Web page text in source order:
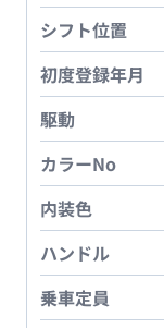
シフト位置
初度登録年月
駆動
カラーNo
内装色
ハンドル
乗車定員